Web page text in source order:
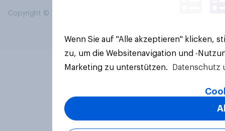
Copyright © 2026 YouGov PLC. Alle Rechte vorbehalten.
Wenn Sie auf "Alle akzeptieren" klicken,
zu, um die Websitenavigation und -
Marketing zu unterstützen.
Datenschutz